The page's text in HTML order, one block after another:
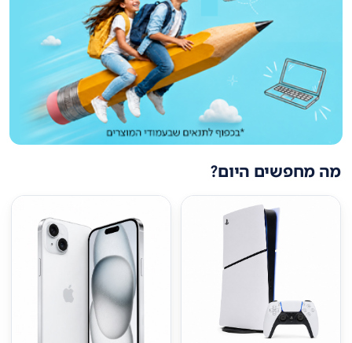
מה מחפשים היום?